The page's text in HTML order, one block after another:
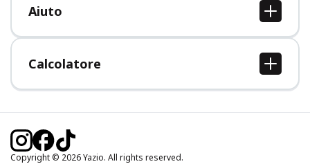
Aiuto
Centro assistenza
Calcolatore
Calcolo BMI (IMC)
Calcolo peso ideale
Calcolo calorie bruciate
Copyright © 2026 Yazio. All rights reserved.